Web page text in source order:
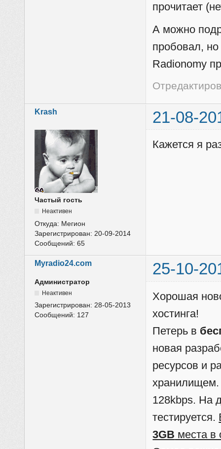
прочитает
А можно
пробовал,
Radionomy
Krash 21-08-
Частый гость
Неактивен
Откуда: Мегион
Зарегистрирован: 20-09-2014
Сообщений:65
Кажется я
Myradio24.com 25-10-
Администратор
Неактивен
Зарегистрирован:28-05-2013
Сообщений: 127
Хорошая
хостинга!
Петерь в
новая
ресурсов и
128kbps. На
тестируется.
3GB места в